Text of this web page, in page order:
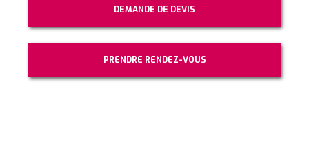
DEMANDE DE DEVIS
PRENDRE RENDEZ-VOUS